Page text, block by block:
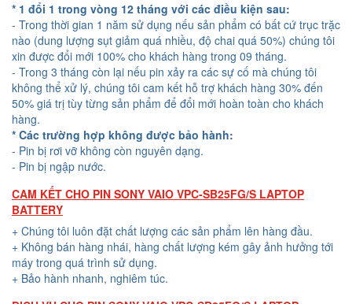
* 1 đổi 1 trong vòng 12 tháng với các điều kiện sau:
- Trong thời gian 1 năm sử dụng nếu sản phẩm có bất cứ trục trặc
nào (dung lượng sụt giảm quá nhiều, độ chai quá 50%) chúng tôi
xin được đổi mới 100% cho khách hàng trong 09 tháng.
- Trong 3 tháng còn lại nếu pin xảy ra các sự cố mà chúng tôi
không thể xử lý, chúng tôi cam kết hỗ trợ khách hàng 30% đến
50% giá trị tùy từng sản phẩm để đổi mới hoàn toàn cho khách
hàng.
* Các trường hợp không được bảo hành:
- Pin bị rơi vỡ không còn nguyên dạng.
- Pin bị ngập nước.
CAM KẾT CHO PIN SONY VAIO VPC-SB25FG/S LAPTOP
BATTERY
+ Chúng tôi luôn đặt chất lượng các sản phẩm lên hàng đầu.
+ Không bán hàng nhái, hàng chất lượng kém gây ảnh hưởng tới
máy trong quá trình sử dụng.
+ Bảo hành nhanh, nghiêm túc.